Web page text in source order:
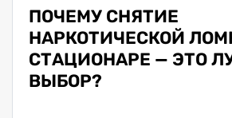
ПОЧЕМУ СНЯТИЕ
НАРКОТИЧЕСКОЙ
СТАЦИОНАРЕ — ЭТО
ВЫБОР?